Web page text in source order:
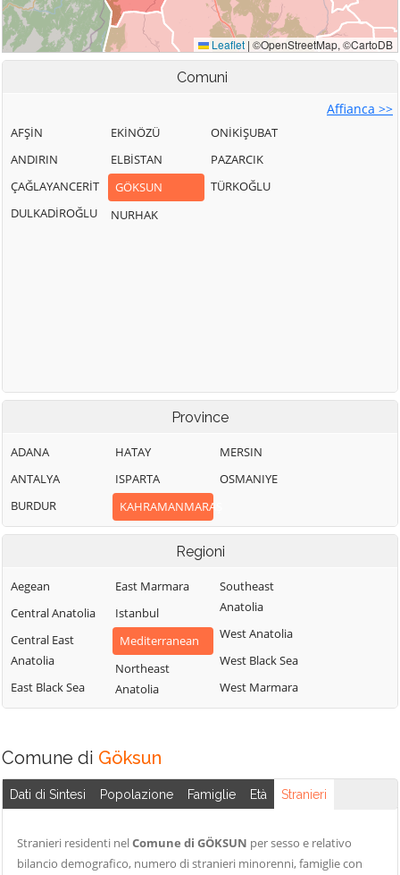
Comuni
Affianca >>
AFŞİN
ANDIRIN
ÇAĞLAYANCERİT
DULKADİROĞLU
EKİNÖZÜ
ELBİSTAN
GÖKSUN
NURHAK
ONİKİŞUBAT
PAZARCIK
TÜRKOĞLU
Province
ADANA
ANTALYA
BURDUR
HATAY
ISPARTA
KAHRAMANMARAŞ
MERSIN
OSMANIYE
Regioni
Aegean
Central Anatolia
Central East
Anatolia
East Black Sea
East Marmara
Istanbul
Mediterranean
Northeast
Anatolia
Southeast
Anatolia
West Anatolia
West Black Sea
West Marmara
Comune di Göksun
Dati di Sintesi Popolazione Famiglie Età Stranieri
Stranieri residenti nelComune di GÖKSUN per sesso e relativo
bilancio demografico, numero di stranieri minorenni, famiglie con